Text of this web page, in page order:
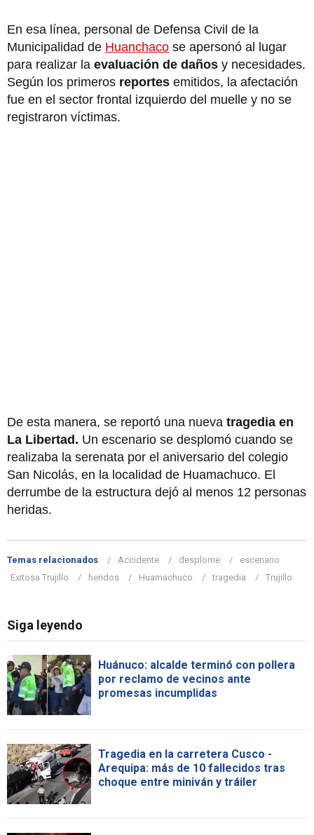
En esa línea, personal de Defensa Civil de la
Municipalidad de Huanchaco se apersonó al lugar
para realizar la evaluación de daños y necesidades.
Según los primeros reportes emitidos, la afectación
fue en el sector frontal izquierdo del muelle y no se
registraron víctimas.
De esta manera, se reportó una nueva tragedia en
La Libertad. Un escenario se desplomó cuando se
realizaba la serenata por el aniversario del colegio
San Nicolás, en la localidad de Huamachuco. El
derrumbe de la estructura dejó al menos 12 personas
heridas.
Temas relacionados Accidente desplome
escenario
Exitosa Trujillo
heridos Huamachuco tragedia Trujillo
Siga leyendo
Huánuco: alcalde terminó con pollera
por reclamo de vecinos ante
promesas incumplidas
Tragedia en la carretera Cusco -
Arequipa: más de 10 fallecidos tras
choque entre miniván y tráiler